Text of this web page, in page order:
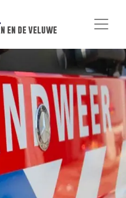
en de veluwe